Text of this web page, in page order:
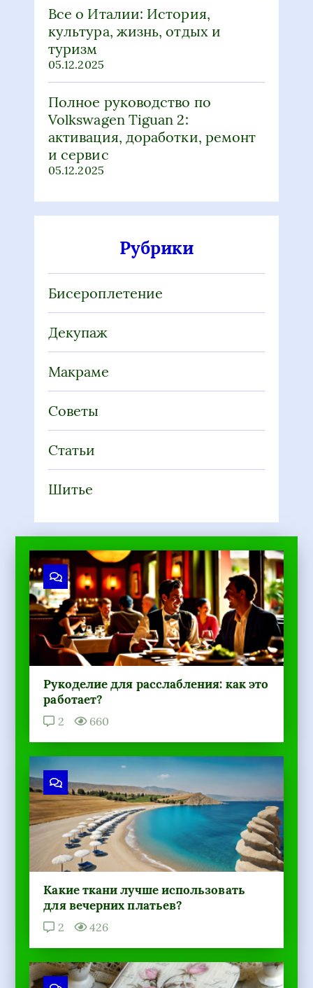
Полное руководство по
Volkswagen Tiguan 2:
активация, доработки, ремонт
и сервис
05.12.2025
Бисероплетение
Макраме
Советы
Статьи
Шитье
Рукоделие для расслабления: как это
работает?
2 660
Какие ткани лучше использовать
для вечерних платьев?
2 426